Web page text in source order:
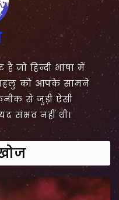
है जो हिन्दी भाषा में
पहलु को आपके सामने
से जुड़ी ऐसी
संभव नहीं थी।